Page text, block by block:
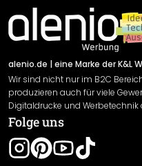
Newsletter An-/
Sendungsverfolgung
Impressum
Versand & Zahlung
Rücksendung
Widerrufsrecht
Datenschutzerklärung
Gewährleistung
Leistungserklärung /
alenio.de | eine Marke der K&L
Wir sind nicht nur im B2C
produzieren auch für viele
Digitaldrucke und Werbetechnik
Folge uns